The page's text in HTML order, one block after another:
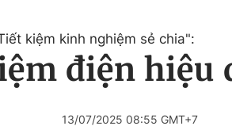
kiệm kinh nghiệm sẻ chia":
điện hiệu
13/07/2025 08:55 GMT+7